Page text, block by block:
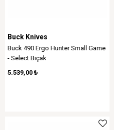
Buck Knives
Buck 490 Ergo Hunter Small Game
- Select Bıçak
5.539,00 ₺